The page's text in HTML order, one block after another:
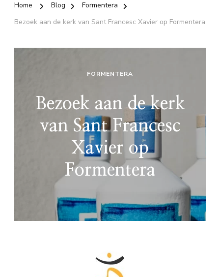
Home Blog
Formentera
Bezoek aan de kerk van Sant Francesc Xavier op Formentera
FORMENTERA
Bezoek aan de kerk
van Sant Francesc
Xavier op
Formentera